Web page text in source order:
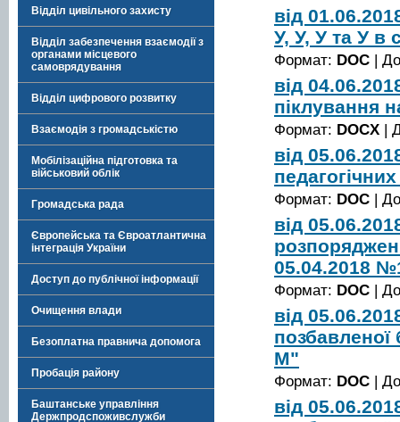
Відділ цивільного захисту
Відділ забезпечення взаємодії з
органами місцевого
самоврядування
Відділ цифрового розвитку
Взаємодія з громадськістю
Мобілізаційна підготовка та
військовий облік
Громадська рада
Європейська та Євроатлантична
інтеграція України
Доступ до публічної інформації
Очищення влади
Безоплатна правнича допомога
Пробація району
Баштанське управління
Держпродспоживслужби
від
У, У, У та У в
Формат: DOC |
від
піклування
Формат: DOCX |
від
Формат: DOC |
від
05.04.2018
Формат: DOC |
від
позбавленої
М"
Формат: DOC |
від